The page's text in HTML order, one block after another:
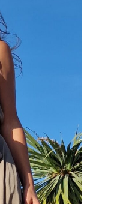
en el carrito.
Shop